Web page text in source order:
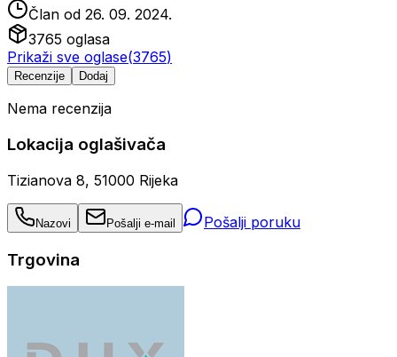
Član od 26. 09. 2024.
3765 oglasa
Prikaži sve oglase(3765)
Recenzije Dodaj
Nema recenzija
Lokacija oglašivača
Tizianova 8, 51000 Rijeka
Nazovi Pošalji e-mail Pošalji poruku
Trgovina